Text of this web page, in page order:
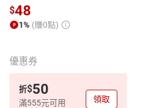
$48
1% (賺0點)
優惠券
折$50
滿555元可用 領取